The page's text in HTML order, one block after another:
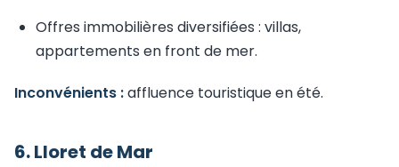
Offres immobilières diversifiées : villas,
appartements en front de mer.
Inconvénients :affluence touristique en été.
6. Lloret de Mar